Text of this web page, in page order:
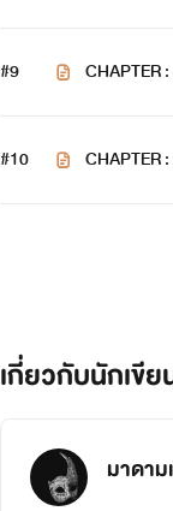
#9
#10
เกี่ยวกับนักเขีย
มาดาม